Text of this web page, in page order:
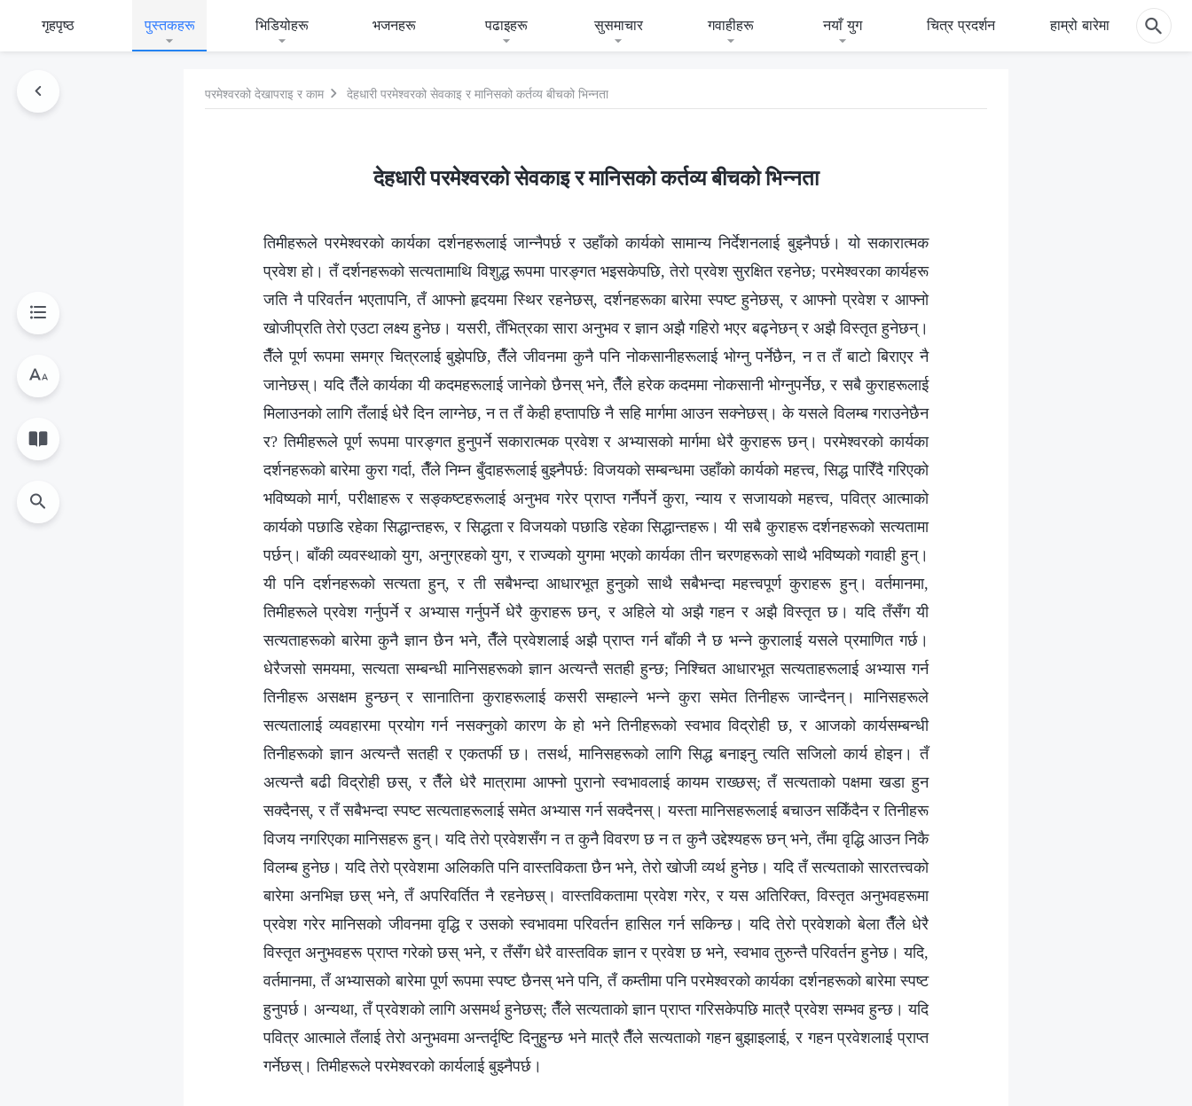
गृहपृष्ठ पुस्तकहरू भिडियोहरू भजनहरू पढाइहरू सुसमाचार गवाहीहरू नयाँ युग चित्र प्रदर्शन हाम्रो बारेमा
परमेश्‍वरको देखापराइ र काम देहधारी परमेश्‍वरको सेवकाइ र मानिसको कर्तव्य बीचको भिन्नता
देहधारी परमेश्‍वरको सेवकाइ र मानिसको कर्तव्य बीचको भिन्नता
तिमीहरूले परमेश्‍वरको कार्यका दर्शनहरूलाई जान्‍नैपर्छ र उहाँको कार्यको सामान्य निर्देशनलाई बुझ्‍नैपर्छ। यो सकारात्मक
प्रवेश हो। तँ दर्शनहरूको सत्यतामाथि विशुद्ध रूपमा पारङ्गत भइसकेपछि, तेरो प्रवेश सुरक्षित रहनेछ; परमेश्‍वरका कार्यहरू
जति नै परिवर्तन भएतापनि, तँ आफ्नो हृदयमा स्थिर रहनेछस्, दर्शनहरूका बारेमा स्पष्ट हुनेछस्, र आफ्नो प्रवेश र आफ्नो
खोजीप्रति तेरो एउटा लक्ष्य हुनेछ। यसरी, तँभित्रका सारा अनुभव र ज्ञान अझै गहिरो भएर बढ्नेछन्‌ र अझै विस्तृत हुनेछन्‌।
तैँले पूर्ण रूपमा समग्र चित्रलाई बुझेपछि, तैँले जीवनमा कुनै पनि नोकसानीहरूलाई भोग्नु पर्नेछैन, न त तँ बाटो बिराएर नै
जानेछस्। यदि तैँले कार्यका यी कदमहरूलाई जानेको छैनस् भने, तैँले हरेक कदममा नोकसानी भोग्नुपर्नेछ, र सबै कुराहरूलाई
मिलाउनको लागि तँलाई धेरै दिन लाग्नेछ, न त तँ केही हप्तापछि नै सहि मार्गमा आउन सक्नेछस्। के यसले विलम्ब गराउनेछैन
र? तिमीहरूले पूर्ण रूपमा पारङ्गत हुनुपर्ने सकारात्मक प्रवेश र अभ्यासको मार्गमा धेरै कुराहरू छन्। परमेश्‍वरको कार्यका
दर्शनहरूको बारेमा कुरा गर्दा, तैँले निम्न बुँदाहरूलाई बुझ्‍नैपर्छ: विजयको सम्बन्धमा उहाँको कार्यको महत्त्व, सिद्ध पारिँदै गरिएको
भविष्यको मार्ग, परीक्षाहरू र सङ्कष्टहरूलाई अनुभव गरेर प्राप्त गर्नैपर्ने कुरा, न्याय र सजायको महत्त्व, पवित्र आत्माको
कार्यको पछाडि रहेका सिद्धान्तहरू, र सिद्धता र विजयको पछाडि रहेका सिद्धान्तहरू। यी सबै कुराहरू दर्शनहरूको सत्यतामा
पर्छन्। बाँकी व्यवस्थाको युग, अनुग्रहको युग, र राज्यको युगमा भएको कार्यका तीन चरणहरूको साथै भविष्यको गवाही हुन्।
यी पनि दर्शनहरूको सत्यता हुन्, र ती सबैभन्दा आधारभूत हुनुको साथै सबैभन्दा महत्त्वपूर्ण कुराहरू हुन्। वर्तमानमा,
तिमीहरूले प्रवेश गर्नुपर्ने र अभ्यास गर्नुपर्ने धेरै कुराहरू छन्, र अहिले यो अझै गहन र अझै विस्तृत छ। यदि तँसँग यी
सत्यताहरूको बारेमा कुनै ज्ञान छैन भने, तैँले प्रवेशलाई अझै प्राप्त गर्न बाँकी नै छ भन्‍ने कुरालाई यसले प्रमाणित गर्छ।
धेरैजसो समयमा, सत्यता सम्बन्धी मानिसहरूको ज्ञान अत्यन्तै सतही हुन्छ; निश्चित आधारभूत सत्यताहरूलाई अभ्यास गर्न
तिनीहरू असक्षम हुन्छन् र सानातिना कुराहरूलाई कसरी सम्हाल्ने भन्‍ने कुरा समेत तिनीहरू जान्दैनन्। मानिसहरूले
सत्यतालाई व्यवहारमा प्रयोग गर्न नसक्नुको कारण के हो भने तिनीहरूको स्वभाव विद्रोही छ, र आजको कार्यसम्बन्धी
तिनीहरूको ज्ञान अत्यन्तै सतही र एकतर्फी छ। तसर्थ, मानिसहरूको लागि सिद्ध बनाइनु त्यति सजिलो कार्य होइन। तँ
अत्यन्तै बढी विद्रोही छस्, र तैँले धेरै मात्रामा आफ्नो पुरानो स्वभावलाई कायम राख्छस्; तँ सत्यताको पक्षमा खडा हुन
सक्दैनस्, र तँ सबैभन्दा स्पष्ट सत्यताहरूलाई समेत अभ्यास गर्न सक्दैनस्। यस्ता मानिसहरूलाई बचाउन सकिँदैन र तिनीहरू
विजय नगरिएका मानिसहरू हुन्। यदि तेरो प्रवेशसँग न त कुनै विवरण छ न त कुनै उद्देश्यहरू छन्‌ भने, तँमा वृद्धि आउन निकै
विलम्ब हुनेछ। यदि तेरो प्रवेशमा अलिकति पनि वास्तविकता छैन भने, तेरो खोजी व्यर्थ हुनेछ। यदि तँ सत्यताको सारतत्त्वको
बारेमा अनभिज्ञ छस् भने, तँ अपरिवर्तित नै रहनेछस्। वास्तविकतामा प्रवेश गरेर, र यस अतिरिक्त, विस्तृत अनुभवहरूमा
प्रवेश गरेर मानिसको जीवनमा वृद्धि र उसको स्वभावमा परिवर्तन हासिल गर्न सकिन्छ। यदि तेरो प्रवेशको बेला तैँले धेरै
विस्तृत अनुभवहरू प्राप्त गरेको छस् भने, र तँसँग धेरै वास्तविक ज्ञान र प्रवेश छ भने, स्वभाव तुरुन्तै परिवर्तन हुनेछ। यदि,
वर्तमानमा, तँ अभ्यासको बारेमा पूर्ण रूपमा स्पष्ट छैनस् भने पनि, तँ कम्तीमा पनि परमेश्‍वरको कार्यका दर्शनहरूको बारेमा स्पष्ट
हुनुपर्छ। अन्यथा, तँ प्रवेशको लागि असमर्थ हुनेछस्; तैँले सत्यताको ज्ञान प्राप्त गरिसकेपछि मात्रै प्रवेश सम्भव हुन्छ। यदि
पवित्र आत्माले तँलाई तेरो अनुभवमा अन्तर्दृष्टि दिनुहुन्छ भने मात्रै तैँले सत्यताको गहन बुझाइलाई, र गहन प्रवेशलाई प्राप्त
गर्नेछस्। तिमीहरूले परमेश्‍वरको कार्यलाई बुझ्‍नैपर्छ।